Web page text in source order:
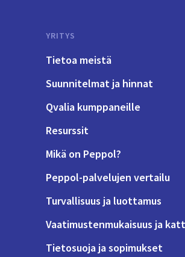
YRITYS
Tietoa meistä
Suunnitelmat ja hinnat
Qvalia kumppaneille
Resurssit
Mikä on Peppol?
Peppol-palvelujen vertailu
Turvallisuus ja luottamus
Vaatimustenmukaisuus ja
Tietosuoja ja sopimukset